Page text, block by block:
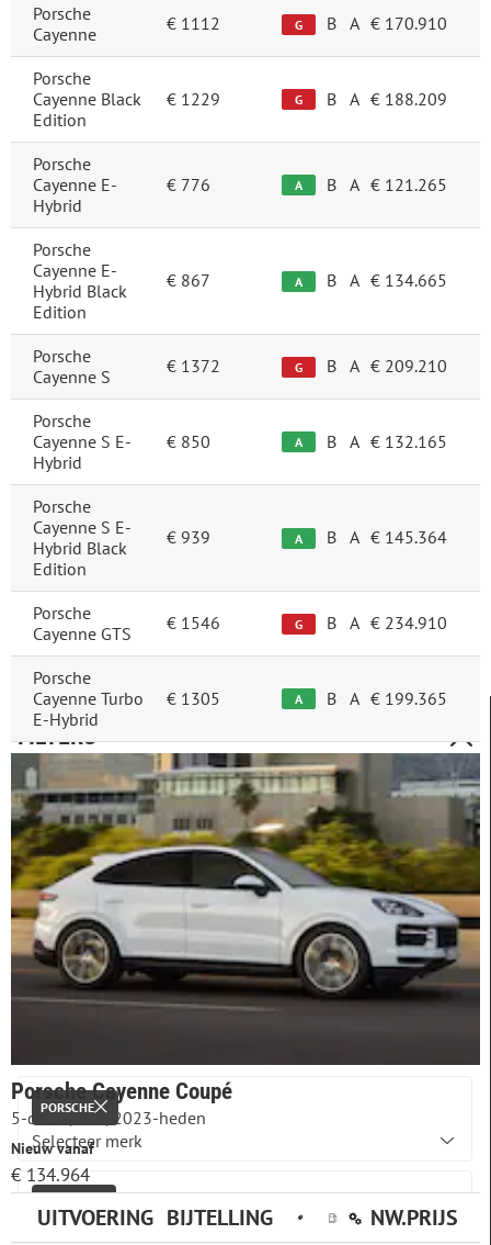
FILTERS
Nieuwe Auto's
Netto bijtelling per maand
Bijtelling percentage
alle
Belastingschijf
37,56% - t/m 79.137 euro
PORSCHE
Porsche
Cayenne
€ 1112 G B A € 170.910
Porsche
Cayenne Black
Edition
€ 1229 G B A € 188.209
Porsche
Cayenne E-
Hybrid
€ 776 A B A € 121.265
Porsche
Cayenne E-
Hybrid Black
Edition
€ 867 A B A € 134.665
Porsche
Cayenne S
€ 1372 G B A € 209.210
Porsche
Cayenne S E-
Hybrid
€ 850 A B A € 132.165
Porsche
Cayenne S E-
Hybrid Black
Edition
€ 939 A B A € 145.364
Porsche
Cayenne GTS
€ 1546 G B A € 234.910
Porsche
Cayenne Turbo
E-Hybrid
€ 1305 A B A € 199.365
Porsche Cayenne Coupé
5-deurs, SUV, 2023-heden
Nieuw vanaf
€ 134.964
UITVOERING BIJTELLING NW.PRIJS